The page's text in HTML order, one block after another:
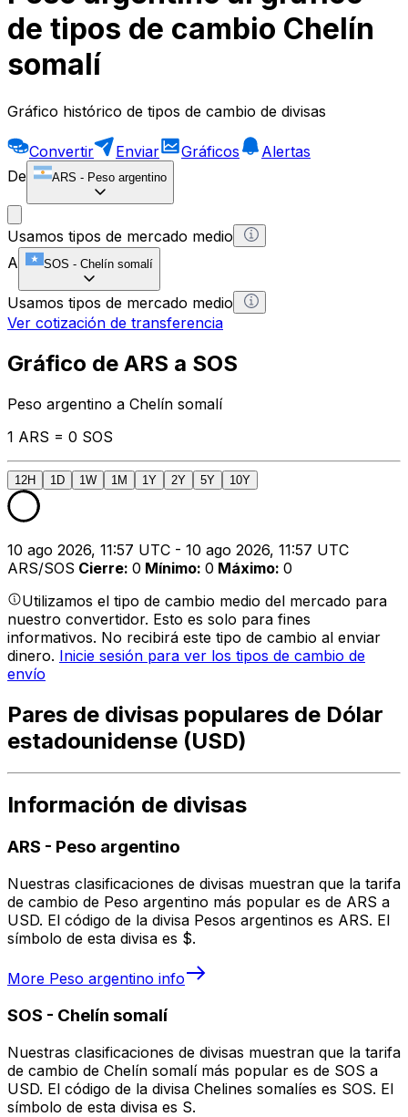
de tipos de cambio Chelín
somalí
Gráfico histórico de tipos de cambio de divisas
Convertir Enviar Gráficos
Alertas
De
ARS - Peso argentino
Usamos tipos de mercado medio
A
SOS - Chelín somalí
Usamos tipos de mercado medio
Ver cotización de transferencia
Gráfico de ARS a SOS
Peso argentino a Chelín somalí
1 ARS = 0 SOS
12H 1D 1W 1M 1Y 2Y 5Y 10Y
10 ago 2026, 11:57 UTC - 10 ago 2026, 11:57 UTC
ARS/SOS Cierre: 0 Mínimo: 0 Máximo: 0
Utilizamos el tipo de cambio medio del mercado para
nuestro convertidor. Esto es solo para fines
informativos. No recibirá este tipo de cambio al enviar
dinero. Inicie sesión para ver los tipos de cambio de
envío
Pares de divisas populares de Dólar
estadounidense (USD)
Información de divisas
ARS - Peso argentino
Nuestras clasificaciones de divisas muestran que la tarifa
de cambio de Peso argentino más popular es de ARS a
USD. El código de la divisa Pesos argentinos es ARS. El
símbolo de esta divisa es $.
More Peso argentino info
SOS - Chelín somalí
Nuestras clasificaciones de divisas muestran que la tarifa
de cambio de Chelín somalí más popular es de SOS a
USD. El código de la divisa Chelines somalíes es SOS. El
símbolo de esta divisa es S.